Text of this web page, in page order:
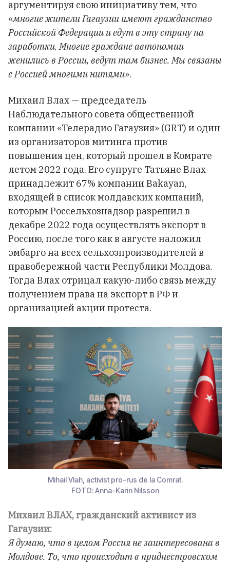
аргументируя свою инициативу тем, что
«многие жители Гагаузии имеют гражданство
Российской Федерации и едут в эту страну на
заработки. Многие граждане автономии
женились в России, ведут там бизнес. Мы связаны
с Россией многими нитями».
Михаил Влах — председатель
Наблюдательного совета общественной
компании «Телерадио Гагаузия» (GRT) и один
из организаторов митинга против
повышения цен, который прошел в Комрате
летом 2022 года. Его супруге Татьяне Влах
принадлежит 67% компании Bakayan,
входящей в список молдавских компаний,
которым Россельхознадзор разрешил в
декабре 2022 года осуществлять экспорт в
Россию, после того как в августе наложил
эмбарго на всех сельхозпроизводителей в
правобережной части Республики Молдова.
Тогда Влах отрицал какую-либо связь между
получением права на экспорт в РФ и
организацией акции протеста.
Mihail Vlah, activist pro-rus de la Comrat.
FOTO: Anna-Karin Nilsson
Михаил ВЛАХ, гражданский активист из
Гагаузии:
Я думаю, что в целом Россия не заинтересована в
Молдове. То, что происходит в приднестровском